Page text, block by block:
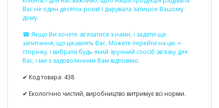
Вас не один десяток років! І дарувала затишок Вашому
дому.
☎ Якщо Ви хочете зв'язатися з нами, і задати ще
запитання, що цікавлять Вас. Можете перейти на цю ➣
сторінку, і вибрати будь-який зручний спосіб зв'язку для
Вас, і ми з задоволенням Вам відповімо.
✔ Код товара: 438
✔ Екологічно чистий, виробництво витримує всі норми.